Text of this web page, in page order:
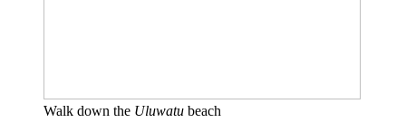
Walk down the Uluwatu beach